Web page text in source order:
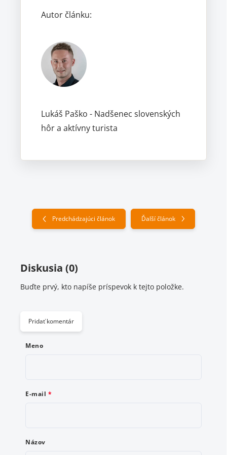
Autor článku:
Lukáš Paško - Nadšenec slovenských
hôr a aktívny turista
Predchádzajúci článok Ďalší článok
Diskusia (0)
Buďte prvý, kto napíše príspevok k tejto položke.
Pridať komentár
Meno
E-mail
Názov